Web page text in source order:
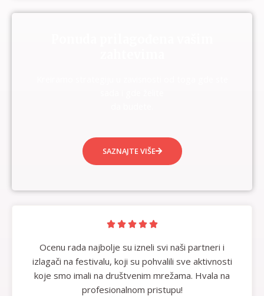
SAZNAJTE VIŠE
    
Ocenu rada najbolje su izneli svi naši partneri i
izlagači na festivalu, koji su pohvalili sve aktivnosti
koje smo imali na društvenim mrežama. Hvala na
profesionalnom pristupu!